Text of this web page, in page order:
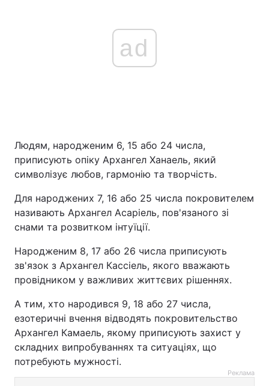
ad
Людям, народженим 6, 15 або 24 числа,
приписують опіку Архангел Ханаель, який
символізує любов, гармонію та творчість.
Для народжених 7, 16 або 25 числа покровителем
називають Архангел Асаріель, пов'язаного зі
снами та розвитком інтуїції.
Народженим 8, 17 або 26 числа приписують
зв'язок з Архангел Кассіель, якого вважають
провідником у важливих життєвих рішеннях.
А тим, хто народився 9, 18 або 27 числа,
езотеричні вчення відводять покровительство
Архангел Камаель, якому приписують захист у
складних випробуваннях та ситуаціях, що
потребують мужності.
Реклама